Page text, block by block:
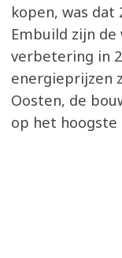
kopen, was dat
Embuild zijn
verbetering in
energieprijzen
Oosten, de
op het hoogste